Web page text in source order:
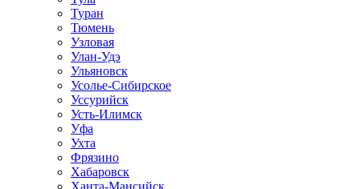
Туран
Тюмень
Узловая
Улан-Удэ
Ульяновск
Усолье-Сибирское
Уссурийск
Усть-Илимск
Уфа
Ухта
Фрязино
Хабаровск
Ханта-Мансийск